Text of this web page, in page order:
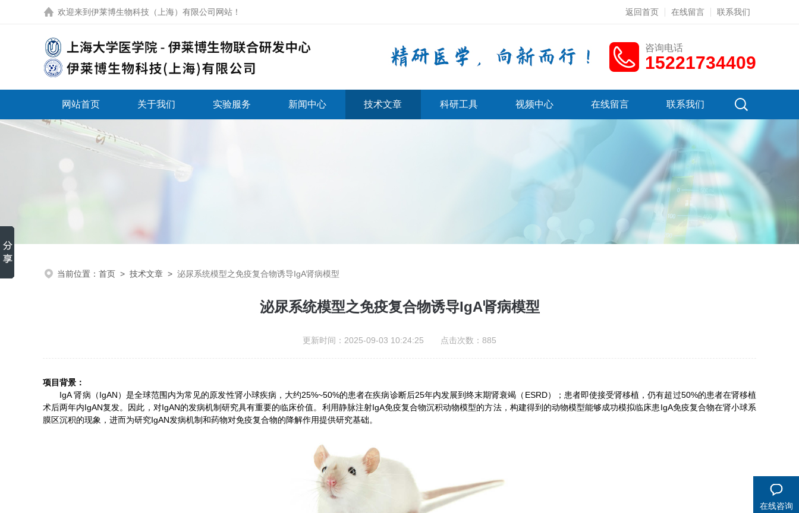
欢迎来到 伊莱博生物科技（上海）有限公司网站 ！ 返回首页 在线留言 联系我们
咨询电话
15221734409
网站首页 关于我们 实验服务 新闻中心 技术文章 科研工具 视频中心 在线留言 联系我们
当前位置： 首页 > 技术文章 > 泌尿系统模型之免疫复合物诱导IgA肾病模型
泌尿系统模型之免疫复合物诱导IgA肾病模型
更新时间：2025-09-03 10:24:25 点击次数：885
项目背景：
IgA 肾病（IgAN）是全球范围内为常见的原发性肾小球疾病，大约25%~50%的患者在疾病诊断后25年内发展到终末期肾衰竭（ESRD）；患者即使接受肾移植，仍有超过50%的患者在肾移植
术后两年内IgAN复发。因此，对IgAN的发病机制研究具有重要的临床价值。利用静脉注射IgA免疫复合物沉积动物模型的方法，构建得到的动物模型能够成功模拟临床患IgA免疫复合物在肾小球系
膜区沉积的现象，进而为研究IgAN发病机制和药物对免疫复合物的降解作用提供研究基础。
在线咨询